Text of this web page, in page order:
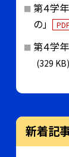
第４学
の」
PDF
第４学年
(329 KB)
新着記